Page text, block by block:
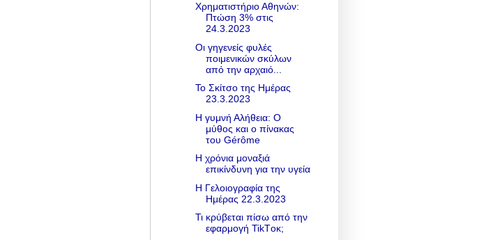
Χρηματιστήριο Αθηνών:
Πτώση 3% στις
24.3.2023
Οι γηγενείς φυλές
ποιμενικών σκύλων
από την αρχαιό...
Το Σκίτσο της Ημέρας
23.3.2023
Η γυμνή Αλήθεια: Ο
μύθος και ο πίνακας
του Gérôme
Η χρόνια μοναξιά
επικίνδυνη για την υγεία
Η Γελοιογραφία της
Ημέρας 22.3.2023
Τι κρύβεται πίσω από την
εφαρμογή TikTοκ;